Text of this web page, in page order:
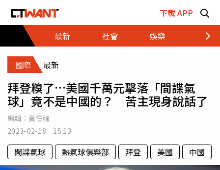
下載 APP
最新
社會 娛樂 財經
國際 最新
拜登糗了…美國千萬元擊落「間諜氣
球」竟不是中國的？ 苦主現身說話了
編輯： 黃任強
2023-02-18 15:13
間諜氣球 熱氣球俱樂部 拜登 美國 中國